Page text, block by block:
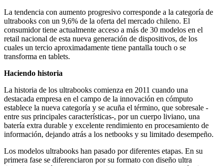
La tendencia con aumento progresivo corresponde a la categoría de
ultrabooks con un 9,6% de la oferta del mercado chileno. El
consumidor tiene actualmente acceso a más de 30 modelos en el
retail nacional de esta nueva generación de dispositivos, de los
cuales un tercio aproximadamente tiene pantalla touch o se
transforma en tablets.
Haciendo historia
La historia de los ultrabooks comienza en 2011 cuando una
destacada empresa en el campo de la innovación en cómputo
establece la nueva categoría y se acuña el término, que sobresale -
entre sus principales características-, por un cuerpo liviano, una
batería extra durable y excelente rendimiento en procesamiento de
información, dejando atrás a los netbooks y su limitado desempeño.
Los modelos ultrabooks han pasado por diferentes etapas. En su
primera fase se diferenciaron por su formato con diseño ultra